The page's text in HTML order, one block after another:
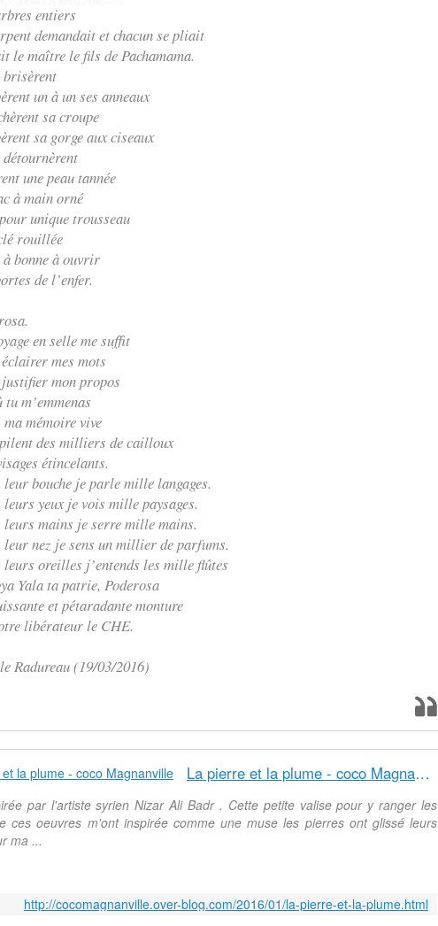
entiers
demandait et chacun se pliait
le maître le fils de Pachamama.
un à un ses anneaux
sa croupe
sa gorge aux ciseaux
une peau tannée
à main orné
unique trousseau
rouillée
à bonne à ouvrir
de l’enfer.
en selle me suffit
mes mots
mon propos
tu m’emmenas
mémoire vive
des milliers de cailloux
étincelants.
leur bouche je parle mille langages.
yeux je vois mille paysages.
leurs mains je serre mille mains.
leur nez je sens un millier de parfums.
leurs oreilles j’entends les mille flûtes
Yala ta patrie, Poderosa
et pétaradante monture
libérateur le CHE.
Radureau (19/03/2016)
La pierre et la plume - coco Magnanville
par l'artiste syrien Nizar Ali Badr . Cette petite valise pour y ranger les
ces oeuvres m'ont inspirée comme une muse les pierres ont glissé leurs
ma ...
http://cocomagnanville.over-blog.com/2016/01/la-pierre-et-la-plume.html